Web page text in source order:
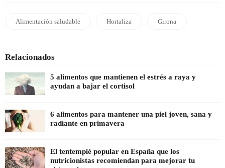
Alimentación saludable Hortaliza Girona
Relacionados
5 alimentos que mantienen el estrés a raya y
ayudan a bajar el cortisol
6 alimentos para mantener una piel joven, sana y
radiante en primavera
El tentempié popular en España que los
nutricionistas recomiendan para mejorar tu